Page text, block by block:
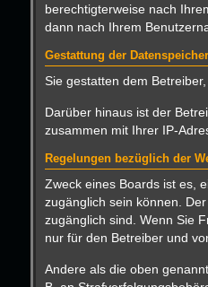
berechtigterweise nach
dann nach Ihrem
Gestattung der
Sie gestatten dem
Darüber hinaus ist der
zusammen mit Ihrer IP-
Regelungen bezüglich der
Zweck eines Boards ist es,
zugänglich sein können.
zugänglich sind. Wenn Sie
nur für den Betreiber und
Andere als die oben